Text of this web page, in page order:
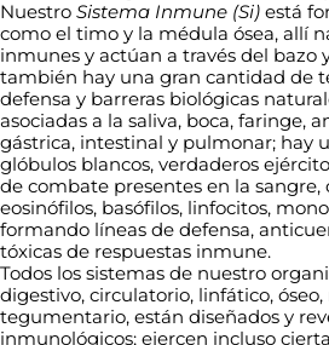
Nuestro Sistema Inmune (Si) está
como el timo y la médula ósea, allí
inmunes y actúan a través del bazo
también hay una gran cantidad de
defensa y barreras biológicas
asociadas a la saliva, boca, faringe,
gástrica, intestinal y pulmonar; hay
glóbulos blancos, verdaderos
de combate presentes en la sangre,
eosinófilos, basófilos, linfocitos,
formando líneas de defensa,
tóxicas de respuestas inmune.
Todos los sistemas de nuestro
digestivo, circulatorio, linfático,
tegumentario, están diseñados y
inmunológicos; ejercen incluso